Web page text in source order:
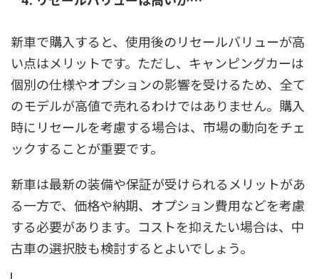
新車で購入すると、使用後のリセールバリューが高
い点はメリットです。ただし、キャンピングカーは
個別の仕様やオプションの影響を受けるため、全て
のモデルが高値で売れるわけではありません。購入
時にリセールを考慮する場合は、市場の動向をチェ
ックすることが重要です。
新車は最新の装備や保証が受けられるメリットがあ
る一方で、価格や納期、オプション費用などを考慮
する必要があります。コストを抑えたい場合は、中
古車の選択肢も検討するとよいでしょう。